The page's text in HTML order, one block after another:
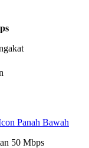
Panah Bawah
50 Mbps